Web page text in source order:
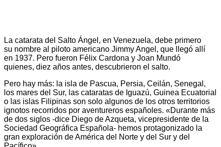
La catarata del Salto Ángel, en Venezuela, debe primero
su nombre al piloto americano Jimmy Angel, que llegó allí
en 1937. Pero fueron Félix Cardona y Joan Mundó
quienes, diez años antes, descubrieron el salto.
Pero hay más: la isla de Pascua, Persia, Ceilán, Senegal,
los mares del Sur, las cataratas de Iguazú, Guinea Ecuatorial
o las islas Filipinas son solo algunos de los otros territorios
ignotos recorridos por aventureros españoles. «Durante más
de dos siglos -dice Diego de Azqueta, vicepresidente de la
Sociedad Geográfica Española- hemos protagonizado la
gran exploración de América del Norte y del Sur y del